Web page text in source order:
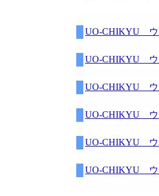
UO-CHIKYU
UO-CHIKYU ウ
UO-CHIKYU ウ
UO-CHIKYU ウ
UO-CHIKYU ウ
UO-CHIKYU ウ